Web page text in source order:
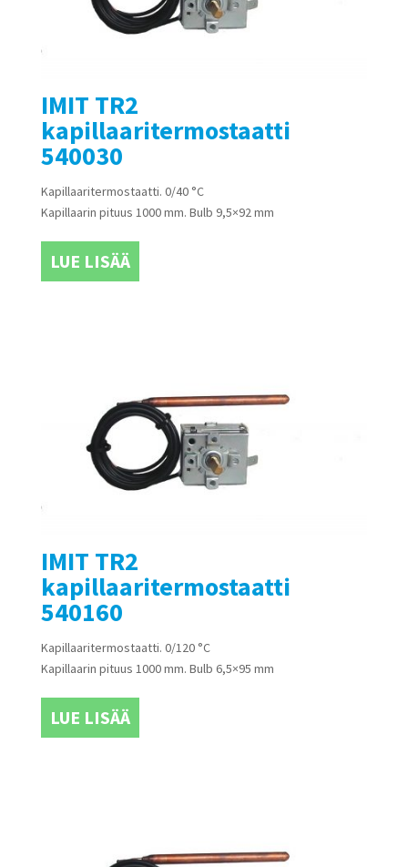
IMIT TR2
kapillaaritermostaatti
540030
Kapillaaritermostaatti. 0/40 °C
Kapillaarin pituus 1000 mm. Bulb 9,5×92 mm
LUE LISÄÄ
IMIT TR2
kapillaaritermostaatti
540160
Kapillaaritermostaatti. 0/120 °C
Kapillaarin pituus 1000 mm. Bulb 6,5×95 mm
LUE LISÄÄ